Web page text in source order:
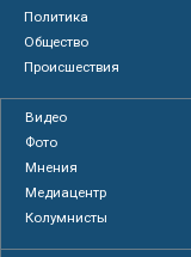
Политика
Общество
Происшествия
Видео
Фото
Мнения
Медиацентр
Колумнисты